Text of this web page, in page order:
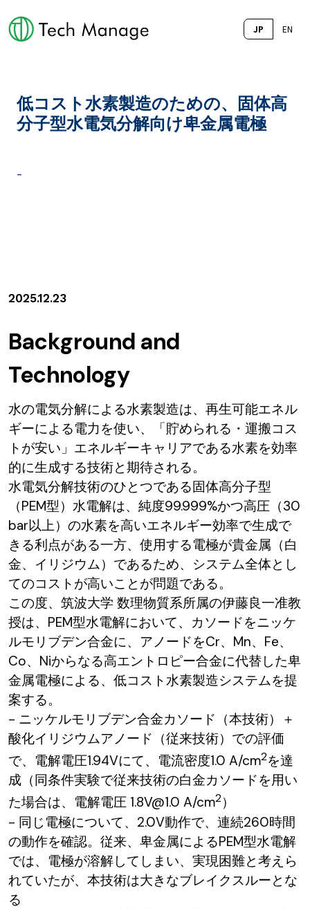
JP EN
低コスト水素製造のための、固体高
分子型水電気分解向け卑金属電極
-
2025.12.23
Background and
Technology
水の電気分解による水素製造は、再生可能エネル
ギーによる電力を使い、「貯められる・運搬コス
トが安い」エネルギーキャリアである水素を効率
的に生成する技術と期待される。
水電気分解技術のひとつである固体高分子型
（PEM型）水電解は、純度99.999%かつ高圧（30
bar以上）の水素を高いエネルギー効率で生成で
きる利点がある一方、使用する電極が貴金属（白
金、イリジウム）であるため、システム全体とし
てのコストが高いことが問題である。
この度、筑波大学 数理物質系所属の伊藤良一准教
授は、PEM型水電解において、カソードをニッケ
ルモリブデン合金に、アノードをCr、Mn、Fe、
Co、Niからなる高エントロピー合金に代替した卑
金属電極による、低コスト水素製造システムを提
案する。
- ニッケルモリブデン合金カソード（本技術）＋
酸化イリジウムアノード（従来技術）での評価
で、電解電圧1.94Vにて、電流密度1.0 A/cm2を達
成（同条件実験で従来技術の白金カソードを用い
た場合は、電解電圧 1.8V@1.0 A/cm2）
- 同じ電極について、2.0V動作で、連続260時間
の動作を確認。従来、卑金属によるPEM型水電解
では、電極が溶解してしまい、実現困難と考えら
れていたが、本技術は大きなブレイクスルーとな
る